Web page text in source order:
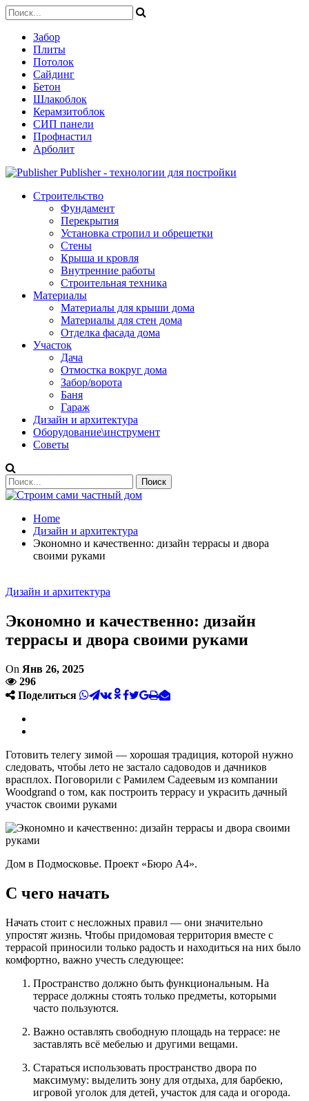
Забор
Плиты
Потолок
Сайдинг
Бетон
Шлакоблок
Керамзитоблок
СИП панели
Профнастил
Арболит
Publisher - технологии для постройки
Строительство
Фундамент
Перекрытия
Установка стропил и обрешетки
Стены
Крыша и кровля
Внутренние работы
Строительная техника
Материалы
Материалы для крыши дома
Материалы для стен дома
Отделка фасада дома
Участок
Дача
Отмостка вокруг дома
Забор/ворота
Баня
Гараж
Дизайн и архитектура
Оборудование\инструмент
Советы
Home
Дизайн и архитектура
Экономно и качественно: дизайн террасы и двора
своими руками
Дизайн и архитектура
Экономно и качественно: дизайн
террасы и двора своими руками
On Янв 26, 2025
296
Поделиться
Готовить телегу зимой — хорошая традиция, которой нужно
следовать, чтобы лето не застало садоводов и дачников
врасплох. Поговорили с Рамилем Садеевым из компании
Woodgrand о том, как построить террасу и украсить дачный
участок своими руками
Дом в Подмосковье. Проект «Бюро А4».
С чего начать
Начать стоит с несложных правил — они значительно
упростят жизнь. Чтобы придомовая территория вместе с
террасой приносили только радость и находиться на них было
комфортно, важно учесть следующее:
Пространство должно быть функциональным. На
террасе должны стоять только предметы, которыми
часто пользуются.
Важно оставлять свободную площадь на террасе: не
заставлять всё мебелью и другими вещами.
Стараться использовать пространство двора по
максимуму: выделить зону для отдыха, для барбекю,
игровой уголок для детей, участок для сада и огорода.